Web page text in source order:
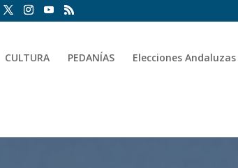
CULTURA PEDANÍAS Elecciones Andaluzas